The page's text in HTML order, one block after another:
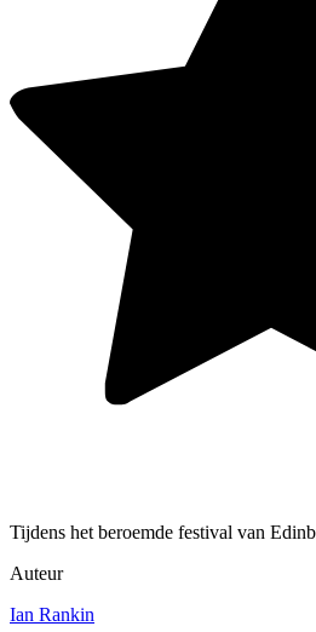
Tijdens het beroemde festival van
Auteur
Ian Rankin